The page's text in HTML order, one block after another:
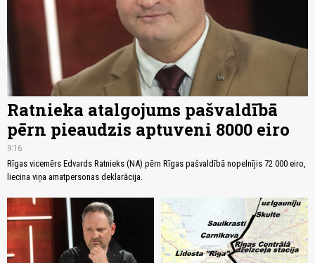
Ratnieka atalgojums pašvaldībā
pērn pieaudzis aptuveni 8000 eiro
9:16
Rīgas vicemērs Edvards Ratnieks (NA) pērn Rīgas pašvaldībā nopelnījis 72 000 eiro,
liecina viņa amatpersonas deklarācija.